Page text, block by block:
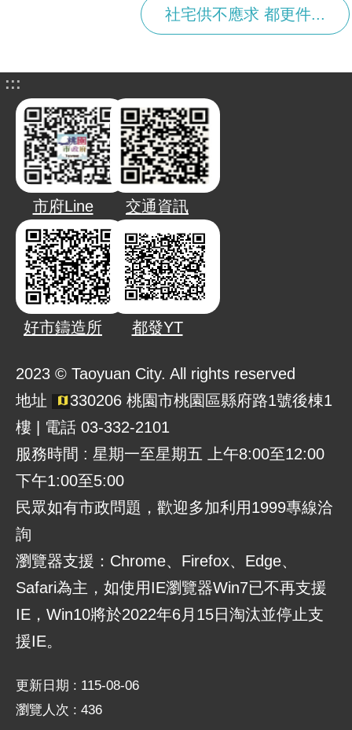
社宅供不應求 都更件...
:::
市府Line
好市鑄造所
交通資訊
都發YT
2023 © Taoyuan City. All rights reserved
地址
330206 桃園市桃園區縣府路1號後棟1
樓 | 電話 03-332-2101
服務時間 : 星期一至星期五 上午8:00至12:00
下午1:00至5:00
民眾如有市政問題，歡迎多加利用1999專線洽
詢
瀏覽器支援：Chrome、Firefox、Edge、
Safari為主，如使用IE瀏覽器Win7已不再支援
IE，Win10將於2022年6月15日淘汰並停止支
援IE。
更新日期
115-08-06
瀏覽人次
436